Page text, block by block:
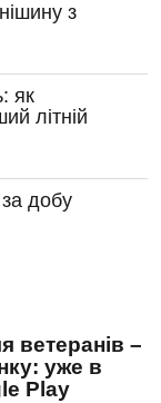
з
як
літній
добу
ветеранів –
уже в
Play